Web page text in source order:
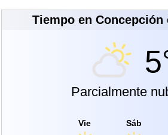
Tiempo en Concepción
Parcialmente
Vie Sáb